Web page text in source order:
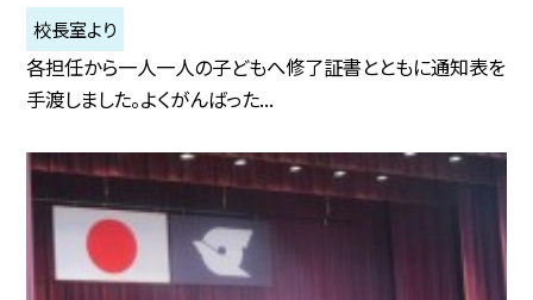
校長室より
各担任から一人一人の子どもへ修了証書とともに通知表を
手渡しました。よくがんばった...